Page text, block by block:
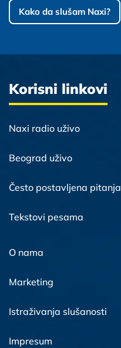
Kako da slušam Naxi?
Korisni linkovi
Naxi radio uživo
Beograd uživo
Često postavljena pitanja
Tekstovi pesama
O nama
Marketing
Istraživanja slušanosti
Impresum